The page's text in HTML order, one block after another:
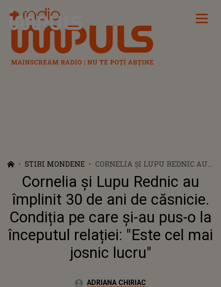
Radio Impuls
STIRI MONDENE
CORNELIA ȘI LUPU REDNIC AU
ÎMPLINIT 30 DE ANI DE
CĂSNICIE. CONDIȚIA PE CARE
ȘI-AU PUS-O LA ÎNCEPUTUL
RELAȚIEI: "ESTE CEL MAI
JOSNIC LUCRU"
Cornelia și Lupu Rednic au
împlinit 30 de ani de căsnicie.
Condiția pe care și-au pus-o la
începutul relației: "Este cel mai
josnic lucru"
Autor:ADRIANA CHIRIAC